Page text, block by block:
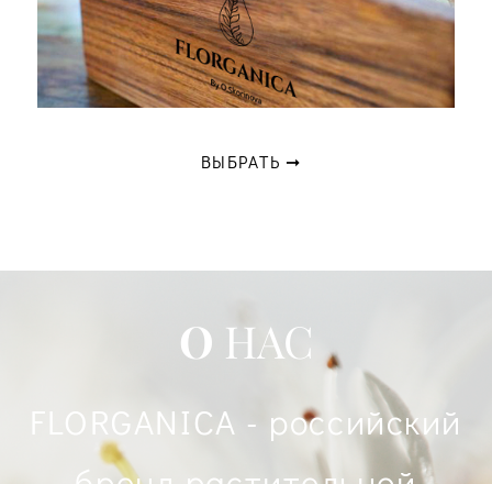
ВЫБРАТЬ ➞
О НАС
FLORGANICA - российский